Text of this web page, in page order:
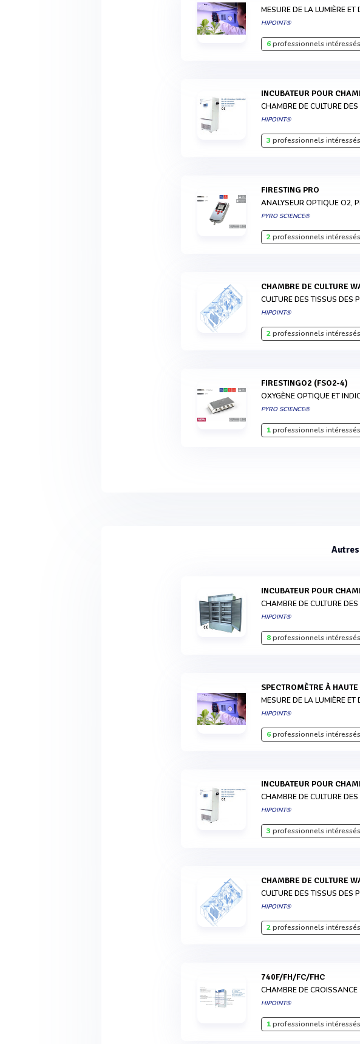
MESURE DE LA LUMIÈRE ET
HIPOINT®
6professionnels intéressés
INCUBATEUR POUR
CHAMBRE DE CULTURE
HIPOINT®
3 professionnels intéressés
FIRESTING PRO
ANALYSEUR OPTIQUE O2,
PYRO SCIENCE®
2professionnels intéressés
CHAMBRE DE CULTURE
CULTURE DES TISSUS DES
HIPOINT®
2professionnels intéressés
FIRESTINGO2 (FSO2-4)
OXYGÈNE OPTIQUE ET
PYRO SCIENCE®
1professionnels intéressés
INCUBATEUR POUR
CHAMBRE DE CULTURE
HIPOINT®
8professionnels intéressés
SPECTROMÈTRE À
MESURE DE LA LUMIÈRE ET
HIPOINT®
6professionnels intéressés
INCUBATEUR POUR
CHAMBRE DE CULTURE
HIPOINT®
3 professionnels intéressés
CHAMBRE DE CULTURE
CULTURE DES TISSUS DES
HIPOINT®
2professionnels intéressés
740F/FH/FC/FHC
CHAMBRE DE CROISSANCE
HIPOINT®
1professionnels intéressés